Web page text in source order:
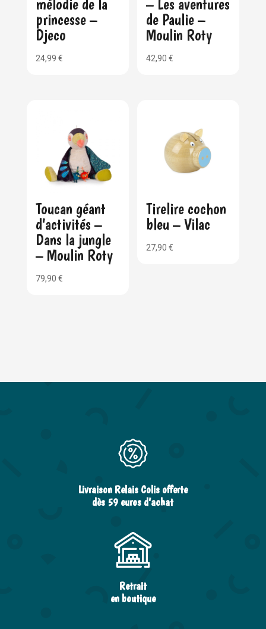
mélodie de la
princesse –
Djeco
24,99 €
– Les aventures
de Paulie –
Moulin Roty
42,90€
Toucan géant
d’activités –
Dans la jungle
– Moulin Roty
79,90 €
Tirelire cochon
bleu – Vilac
27,90€
Livraison Relais Colis offerte
dès 59 euros d’achat
Retrait
en boutique